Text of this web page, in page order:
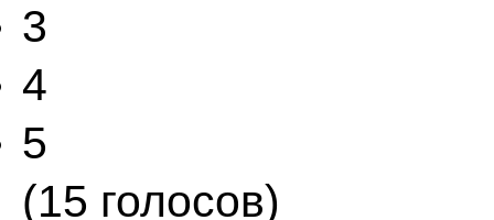
3
4
5
(15 голосов)